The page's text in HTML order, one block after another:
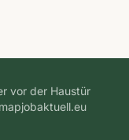
vor der Haustür
jobaktuell.eu